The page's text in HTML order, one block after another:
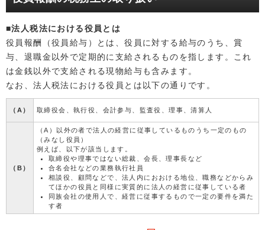
■法人税法における役員とは
役員報酬（役員給与）とは、役員に対する給与のうち、賞
与、退職金以外で定期的に支給されるものを指します。これ
は金銭以外で支給される現物給与も含みます。
なお、法人税法における役員とは以下の通りです。
（A） 取締役会、執行役、会計参与、監査役、理事、清算人
（B）
（A）以外の者で法人の経営に従事しているものうち一定のもの
（みなし役員）
例えば、以下が該当します。
取締役や理事ではない総裁、会長、理事長など
合名会社などの業務執行社員
相談役、顧問などで、法人内におおける地位、職務などからみ
てほかの役員と同様に実質的に法人の経営に従事している者
同族会社の使用人で、経営に従事するもので一定の要件を満た
す者